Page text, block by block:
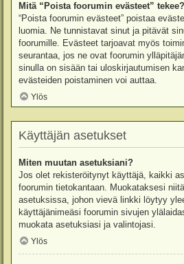
Mitä “Poista foorumin evästeet” tekee?
“Poista foorumin evästeet” poistaa
luomia. Ne tunnistavat sinut ja pitävät
foorumille. Evästeet tarjoavat myös
seurantaa, jos ne ovat foorumin
sinulla on sisään tai uloskirjautumisen
evästeiden poistaminen voi auttaa.
Ylös
Käyttäjän asetukset
Miten muutan asetuksiani?
Jos olet rekisteröitynyt käyttäjä, kaikki
foorumin tietokantaan. Muokataksesi
asetuksissa, johon vievä linkki löytyy
käyttäjänimeäsi foorumin sivujen
muokata asetuksiasi ja valintojasi.
Ylös